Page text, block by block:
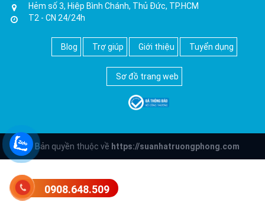
Hẻm số 3, Hiệp Bình Chánh, Thủ Đức, TP.HCM
T2 - CN 24/24h
Blog Trợ giúp Giới thiệu Tuyển dụng
Sơ đồ trang web
© Bản quyền thuộc về https://suanhatruongphong.com
0908.648.509